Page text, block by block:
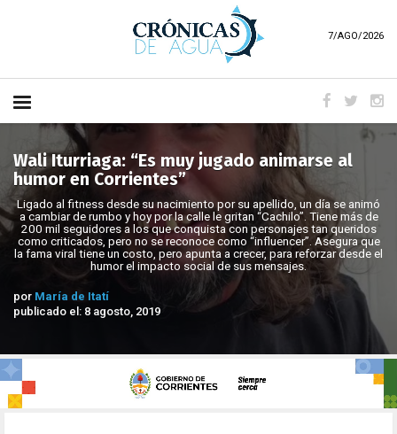
7/AGO/2026
Wali Iturriaga: “Es muy jugado animarse al
humor en Corrientes”
Ligado al fitness desde su nacimiento por su apellido, un día se animó
a cambiar de rumbo y hoy por la calle le gritan “Cachilo”. Tiene más de
200 mil seguidores a los que conquista con personajes tan queridos
como criticados, pero no se reconoce como “influencer”. Asegura que
la fama viral tiene un costo, pero apunta a crecer, para reforzar desde el
humor el impacto social de sus mensajes.
por María de Itatí
publicado el: 8 agosto, 2019